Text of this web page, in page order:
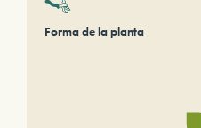
Forma de la planta